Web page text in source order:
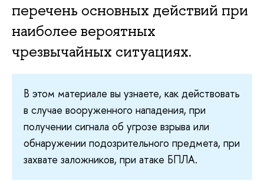
перечень основных действий при
наиболее вероятных
чрезвычайных ситуациях.
В этом материале вы узнаете, как действовать
в случае вооруженного нападения, при
получении сигнала об угрозе взрыва или
обнаружении подозрительного предмета, при
захвате заложников, при атаке БПЛА.